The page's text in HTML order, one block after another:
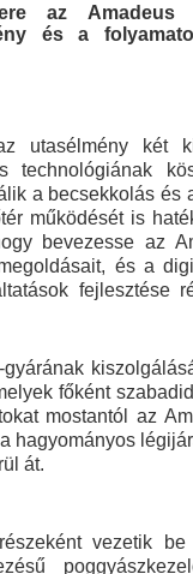
az Amadeus
és a
utasélmény két
technológiának
a becsekkolás és
működését is
bevezesse az
és a
fejlesztése
főként
mostantól az
hagyományos
át.
vezetik